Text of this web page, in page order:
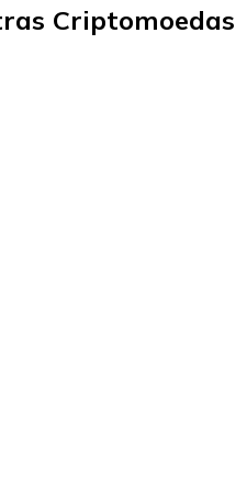
Criptomoedas